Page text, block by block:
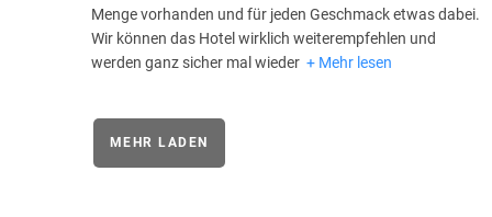
Menge vorhanden und für jeden Geschmack etwas dabei.
Wir können das Hotel wirklich weiterempfehlen und
werden ganz sicher mal wieder
Mehr lesen
MEHR LADEN